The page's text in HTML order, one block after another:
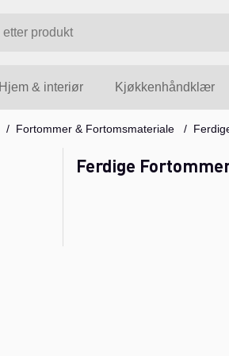
Hjem & interiør Kjøkkenhåndklær
Fortommer & Fortomsmateriale
Ferdige